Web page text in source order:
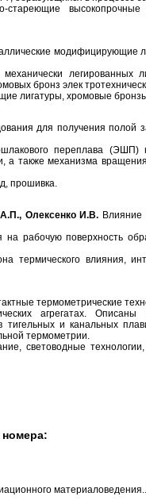
стареющие
модифицирующие
легированных
бронз элек
лигатуры, хромовые
для получения полой
переплава (ЭШП)
а также механизма
прошивка.
Олексенко И.В. Влияние
рабочую поверхность
термического влияния,
термометрические
агрегатах. Описаны
и канальных
термометрии.
световодные